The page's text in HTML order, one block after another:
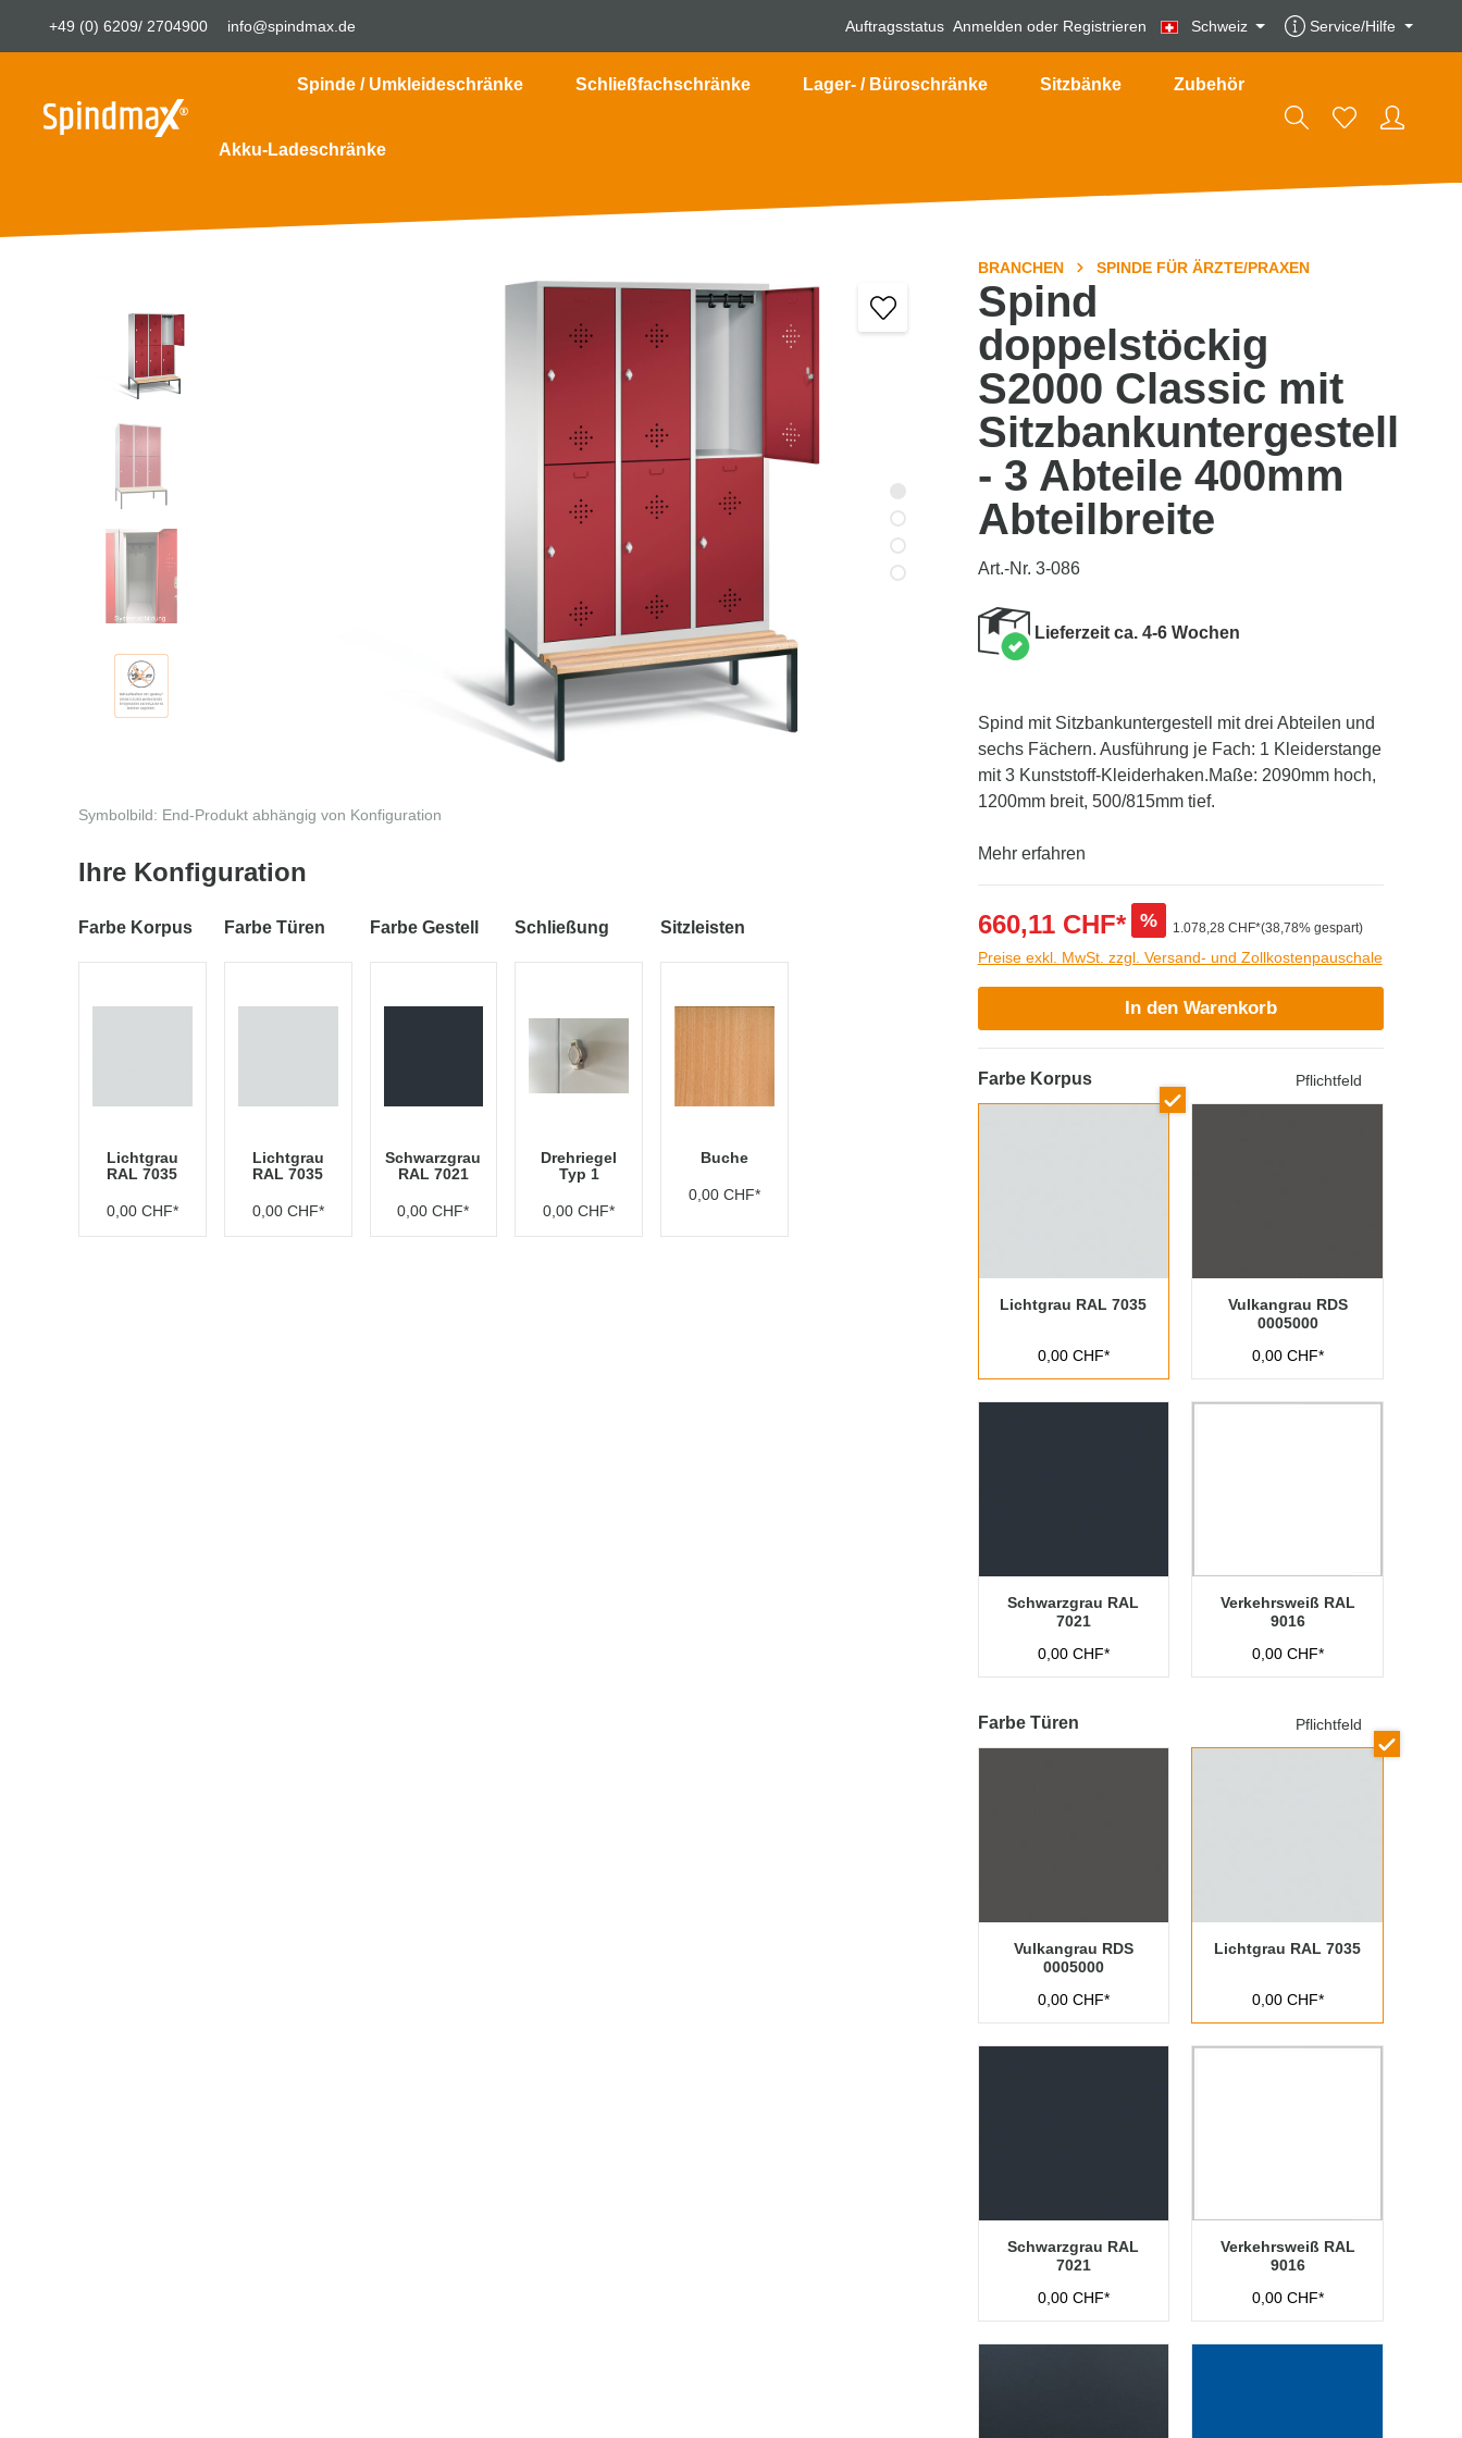
+49 (0) 6209/ 2704900 info@spindmax.de Auftragsstatus Anmelden oder Registrieren Schweiz Service/Hilfe
Spinde / Umkleideschränke Schließfachschränke Lager- / Büroschränke Sitzbänke Zubehör
Akku-Ladeschränke
Symbolbild: End-Produkt abhängig von Konfiguration
Ihre Konfiguration
Farbe Korpus
Lichtgrau
RAL 7035
0,00 CHF*
Farbe Türen
Lichtgrau
RAL 7035
0,00 CHF*
Farbe Gestell
Schwarzgrau
RAL 7021
0,00 CHF*
Schließung
Drehriegel
Typ 1
0,00 CHF*
Sitzleisten
Buche
0,00 CHF*
BRANCHEN SPINDE FÜR ÄRZTE/PRAXEN
Spind
doppelstöckig
S2000 Classic mit
Sitzbankuntergestell
- 3 Abteile 400mm
Abteilbreite
Art.-Nr. 3-086
Lieferzeit ca. 4-6 Wochen
Spind mit Sitzbankuntergestell mit drei Abteilen und
sechs Fächern. Ausführung je Fach: 1 Kleiderstange
mit 3 Kunststoff-Kleiderhaken.Maße: 2090mm hoch,
1200mm breit, 500/815mm tief.
Mehr erfahren
660,11 CHF* % 1.078,28 CHF*(38,78% gespart)
Preise exkl. MwSt. zzgl. Versand- und Zollkostenpauschale
In den Warenkorb
Farbe Korpus Pflichtfeld
Lichtgrau RAL 7035
0,00 CHF*
Vulkangrau RDS
0005000
0,00 CHF*
Schwarzgrau RAL
7021
0,00 CHF*
Verkehrsweiß RAL
9016
0,00 CHF*
Farbe Türen Pflichtfeld
Vulkangrau RDS
0005000
0,00 CHF*
Lichtgrau RAL 7035
0,00 CHF*
Schwarzgrau RAL
7021
0,00 CHF*
Verkehrsweiß RAL
9016
0,00 CHF*